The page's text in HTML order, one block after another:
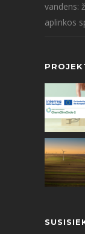
vandens:
aplinkos